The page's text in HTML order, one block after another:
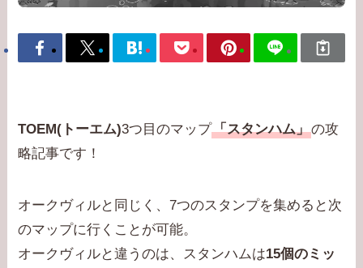
TOEM(トーエム)3つ目のマップ「スタンハム」の攻
略記事です！
オークヴィルと同じく、7つのスタンプを集めると次
のマップに行くことが可能。
オークヴィルと違うのは、スタンハムは15個のミッ